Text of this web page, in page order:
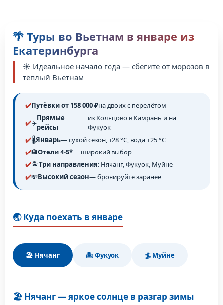
🌴 Туры во Вьетнам в январе из
Екатеринбурга
☀️ Идеальное начало года — сбегите от морозов в
тёплый Вьетнам
Путёвки от 158 000 ₽на двоих с перелётом
✈️
Прямые
рейсы
из Кольцово в Камрань и на
Фукуок
🌡️Январь— сухой сезон, +28 °C, вода +25 °C
🏨Отели 4-5*— широкий выбор
🏝️Три направления: Нячанг, Фукуок, Муйне
💸Высокий сезон— бронируйте заранее
🌏 Куда поехать в январе
🏖️ Нячанг 🏝️ Фукуок 🏄 Муйне
🏖️ Нячанг — яркое солнце в разгар зимы